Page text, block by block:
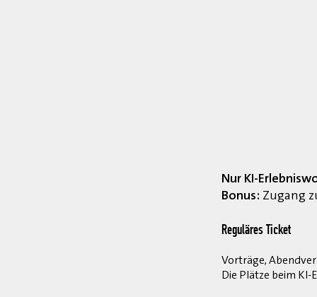
Nur KI-
Bonus: Zugang
Reguläres Ticket
Vorträge,
Die Plätze beim